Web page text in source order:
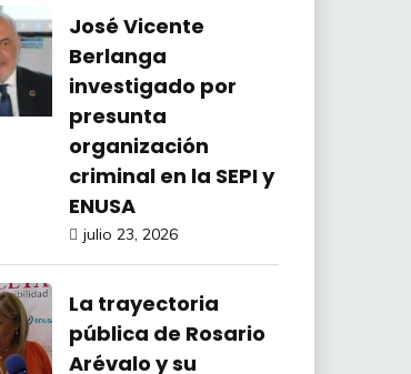
José Vicente
Berlanga
investigado por
presunta
organización
criminal en la SEPI y
ENUSA
julio 23, 2026
La trayectoria
pública de Rosario
Arévalo y su